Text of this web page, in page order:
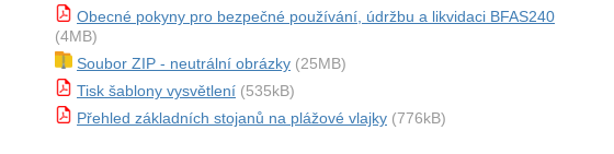
Obecné pokyny pro bezpečné používání, údržbu a likvidaci BFAS240
(4MB)
Soubor ZIP - neutrální obrázky (25MB)
Tisk šablony vysvětlení (535kB)
Přehled základních stojanů na plážové vlajky (776kB)